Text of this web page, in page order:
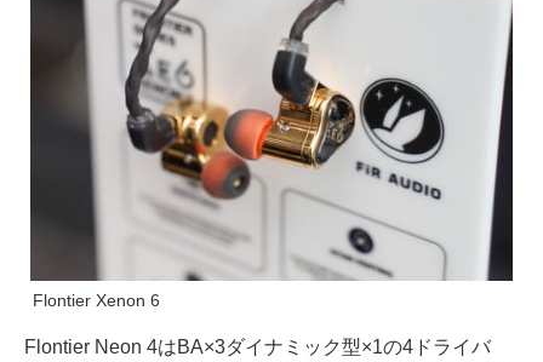
Flontier Xenon 6
Flontier Neon 4はBA×3ダイナミック型×1の4ドライバ